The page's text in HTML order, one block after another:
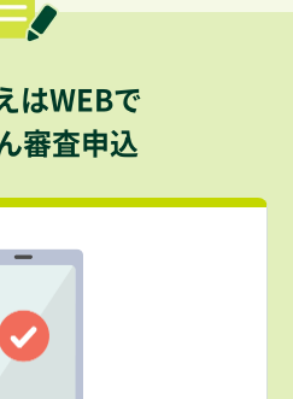
はWEBで
審査申込